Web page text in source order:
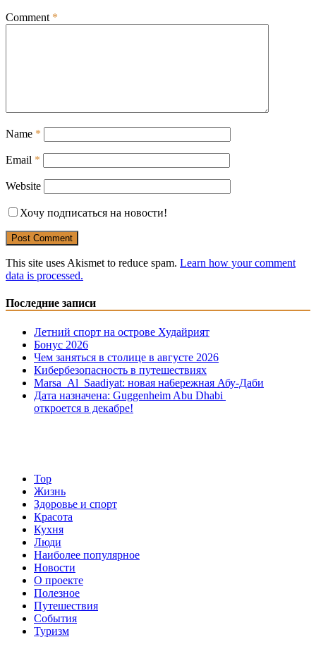
Comment *
Name *
Email *
Website
Хочу подписаться на новости!
This site uses Akismet to reduce spam. Learn how your comment
data is processed.
Последние записи
Летний спорт на острове Худайрият
Бонус 2026
Чем заняться в столице в августе 2026
Кибербезопасность в путешествиях
Marsa Al Saadiyat: новая на6ережная Абу-Даби
Дата назначена: Guggenheim Abu Dhabi
откроется в декабре!
Top
Жизнь
Здоровье и спорт
Красота
Кухня
Люди
Наиболее популярное
Новости
О проекте
Полезное
Путешествия
События
Туризм